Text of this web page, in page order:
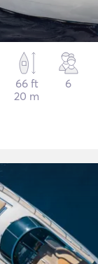
66 ft
20 m
6